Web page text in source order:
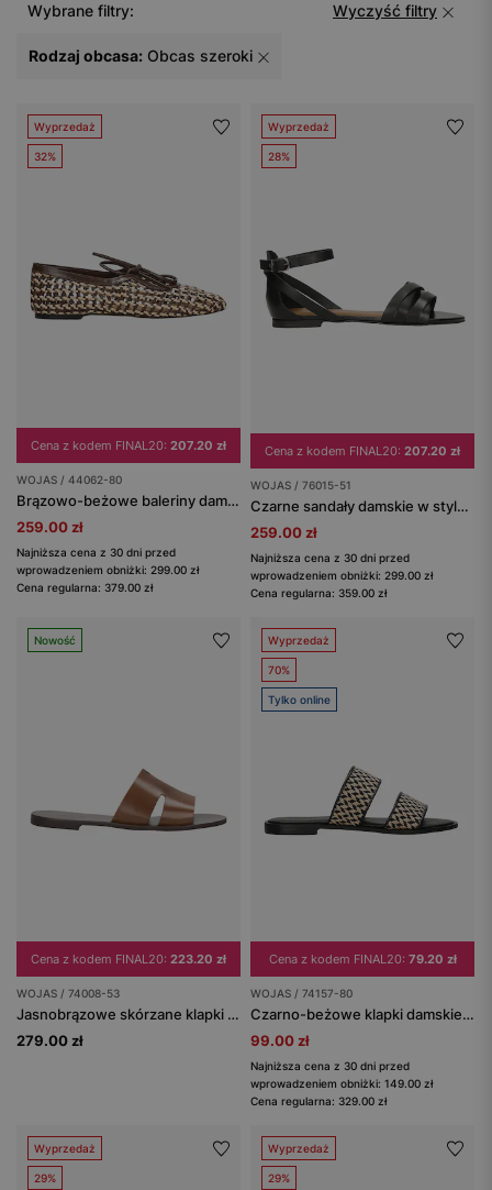
Wybrane filtry: Wyczyść filtry
Rodzaj obcasa: Obcas szeroki
Wyprzedaż
32%
Cena z kodem FINAL20: 207.20 zł
WOJAS / 44062-80
Brązowo-beżowe baleriny damskie z plecionki
259.00 zł
Najniższa cena z 30 dni przed
wprowadzeniem obniżki: 299.00 zł
Cena regularna: 379.00 zł
Wyprzedaż
28%
Cena z kodem FINAL20: 207.20 zł
WOJAS / 76015-51
Czarne sandały damskie w stylu miejskim
259.00 zł
Najniższa cena z 30 dni przed
wprowadzeniem obniżki: 299.00 zł
Cena regularna: 359.00 zł
Nowość
Cena z kodem FINAL20: 223.20 zł
WOJAS / 74008-53
Jasnobrązowe skórzane klapki damskie
279.00 zł
Wyprzedaż
70%
Tylko online
Cena z kodem FINAL20: 79.20 zł
WOJAS / 74157-80
Czarno-beżowe klapki damskie ze skóry licowej z plecionką z raffii
99.00 zł
Najniższa cena z 30 dni przed
wprowadzeniem obniżki: 149.00 zł
Cena regularna: 329.00 zł
Wyprzedaż
29%
Wyprzedaż
29%